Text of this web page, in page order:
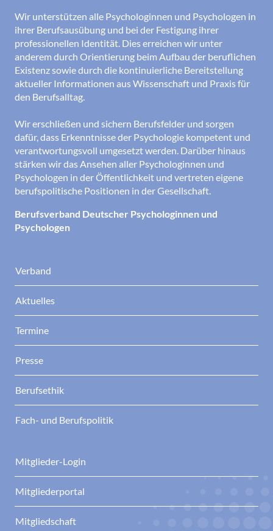
Wir unterstützen alle Psychologinnen und Psychologen in
ihrer Berufsausübung und bei der Festigung ihrer
professionellen Identität. Dies erreichen wir unter
anderem durch Orientierung beim Aufbau der beruflichen
Existenz sowie durch die kontinuierliche Bereitstellung
aktueller Informationen aus Wissenschaft und Praxis für
den Berufsalltag.
Wir erschließen und sichern Berufsfelder und sorgen
dafür, dass Erkenntnisse der Psychologie kompetent und
verantwortungsvoll umgesetzt werden. Darüber hinaus
stärken wir das Ansehen aller Psychologinnen und
Psychologen in der Öffentlichkeit und vertreten eigene
berufspolitische Positionen in der Gesellschaft.
Berufsverband Deutscher Psychologinnen und
Psychologen
Verband
Aktuelles
Termine
Presse
Berufsethik
Fach- und Berufspolitik
Mitglieder-Login
Mitgliederportal
Mitgliedschaft